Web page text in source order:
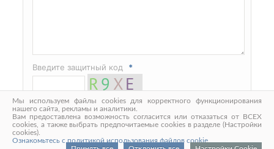
Введите защитный код *
Мы используем файлы cookies для корректного функционирования
нашего сайта, рекламы и аналитики.
Вам предоставлена возможность согласится или отказаться от ВСЕХ
cookies, а также выбрать предпочитаемые cookies в разделе (Настройки
cookies).
Ознакомьтесь с политикой использования файлов cookie